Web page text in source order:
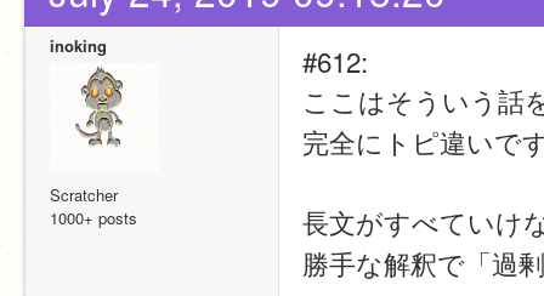
inoking
Scratcher
1000+ posts
#612:
ここはそういう話
完全にトピ違いで
長文がすべていけ
勝手な解釈で「過